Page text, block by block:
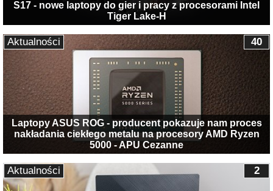
S17 - nowe laptopy do gier i pracy z procesorami Intel
Tiger Lake-H
Laptopy ASUS ROG - producent pokazuje nam proces
nakładania ciekłego metalu na procesory AMD Ryzen
5000 - APU Cezanne
40
Aktualności
2
Aktualności